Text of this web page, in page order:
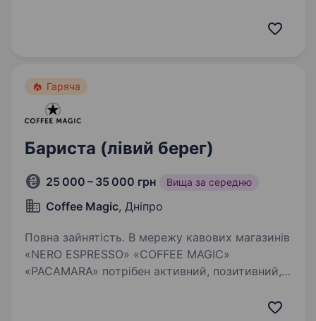
Гаряча
Бариста (лівий берег)
25 000 – 35 000 грн Вища за середню
Coffee Magic, Дніпро
Повна зайнятість. В мережу кавових магазинів
«NERO ESPRESSO» «COFFEE MAGIC»
«PACAMARA» потрібен активний, позитивний,